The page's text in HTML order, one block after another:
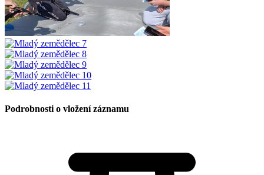
Podrobnosti o vložení záznamu